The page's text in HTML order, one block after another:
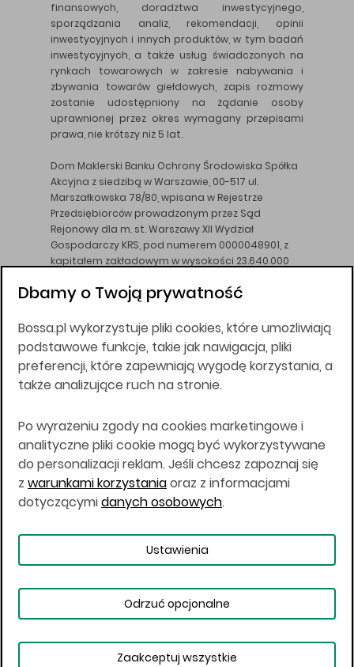
finansowych, doradztwa inwestycyjnego,
sporządzania analiz, rekomendacji, opinii
inwestycyjnych i innych produktów, w tym badań
inwestycyjnych, a także usług świadczonych na
rynkach towarowych w zakresie nabywania i
zbywania towarów giełdowych, zapis rozmowy
zostanie udostępniony na żądanie osoby
uprawnionej przez okres wymagany przepisami
prawa, nie krótszy niż 5 lat.
Dom Maklerski Banku Ochrony Środowiska Spółka
Akcyjna z siedzibą w Warszawie, 00-517 ul.
Marszałkowska 78/80, wpisana w Rejestrze
Przedsiębiorców prowadzonym przez Sąd
Rejonowy dla m. st. Warszawy XII Wydział
Gospodarczy KRS, pod numerem 0000048901, z
kapitałem zakładowym w wysokości 23.640.000
DM BOŚ działa na podstawie zezwolenia KNF z dnia
Wszelkie informacje na niniejszej stronie w tym
informacje o produktach inwestycyjnych nie są
kierowane do osób mających miejsce
zamieszkania lub pobytu w Stanach
Japonii, ani w dowolnej innej jurysdykcji, w której
taki materiał byłby sprzeczny z prawem lub w
których zgodne z prawem nabycie produktów
inwestycyjnych nie jest możliwe lub w której nie
jest możliwe złożenie oferty. Prawa obowiązujące
w danej jurysdykcji określają, czy jest możliwe
nabycie poszczególnych produktów
Copyright © 2026 BOŚ | BOSSA.PL
Warunki korzystania
Dane osobowe
Dbamy o Twoją prywatność
Bossa.pl wykorzystuje pliki cookies, które umożliwiają
podstawowe funkcje, takie jak nawigacja, pliki
preferencji, które zapewniają wygodę korzystania, a
także analizujące ruch na stronie.
Po wyrażeniu zgody na cookies marketingowe i
analityczne pliki cookie mogą być wykorzystywane
do personalizacji reklam. Jeśli chcesz zapoznaj się
z warunkami korzystaniaoraz z informacjami
dotyczącymidanych osobowych.
Ustawienia
Odrzuć opcjonalne
Zaakceptuj wszystkie